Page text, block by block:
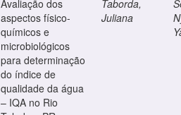
Avaliação dos
aspectos físico-
químicos e
microbiológicos
para determinação
do índice de
qualidade da água
– IQA no Rio
Taborda,
Juliana